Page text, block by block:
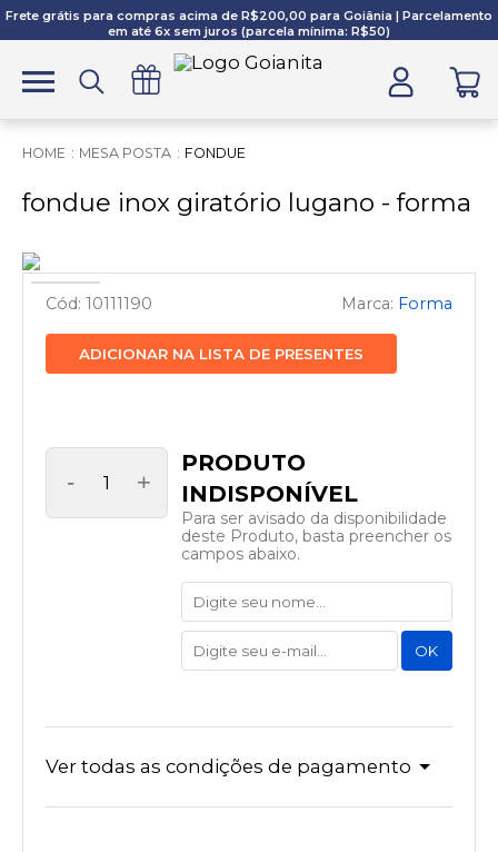
Frete grátis para compras acima de R$200,00 para Goiânia | Parcelamento
em até 6x sem juros (parcela mínima: R$50)
MESA POSTA FONDUE
fondue inox giratório lugano - forma
10111190 Forma
ADICIONAR NA LISTA DE PRESENTES
- +
Para ser avisado da disponibilidade
deste Produto, basta preencher os
campos abaixo.
Ver todas as condições de pagamento